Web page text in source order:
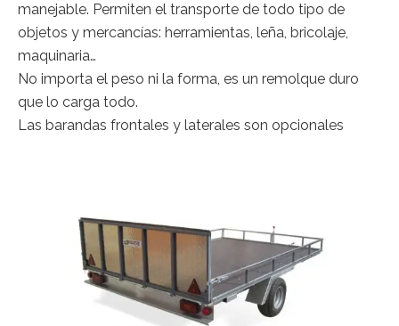
manejable. Permiten el transporte de todo tipo de
objetos y mercancías: herramientas, leña, bricolaje,
maquinaria…
No importa el peso ni la forma, es un remolque duro
que lo carga todo.
Las barandas frontales y laterales son opcionales